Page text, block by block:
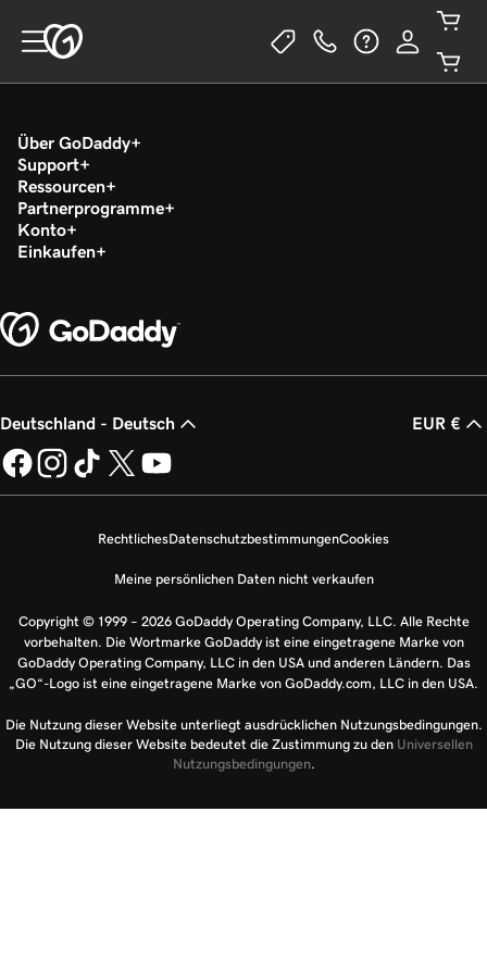
Über GoDaddy
Support
Ressourcen
Partnerprogramme
Konto
Einkaufen
Deutschland - Deutsch EUR €
RechtlichesDatenschutzbestimmungenCookies
Meine persönlichen Daten nicht verkaufen
Copyright © 1999 – 2026 GoDaddy Operating Company, LLC. Alle Rechte
vorbehalten. Die Wortmarke GoDaddy ist eine eingetragene Marke von
GoDaddy Operating Company, LLC in den USA und anderen Ländern. Das
„GO“-Logo ist eine eingetragene Marke von GoDaddy.com, LLC in den USA.
Die Nutzung dieser Website unterliegt ausdrücklichen Nutzungsbedingungen.
Die Nutzung dieser Website bedeutet die Zustimmung zu den Universellen
Nutzungsbedingungen.